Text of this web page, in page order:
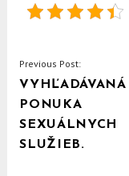
NAVIGACE
PRO
PŘÍSPĚVEK
Previous Post:
VYHĽADÁVANÁ
PONUKA
SEXUÁLNYCH
SLUŽIEB.